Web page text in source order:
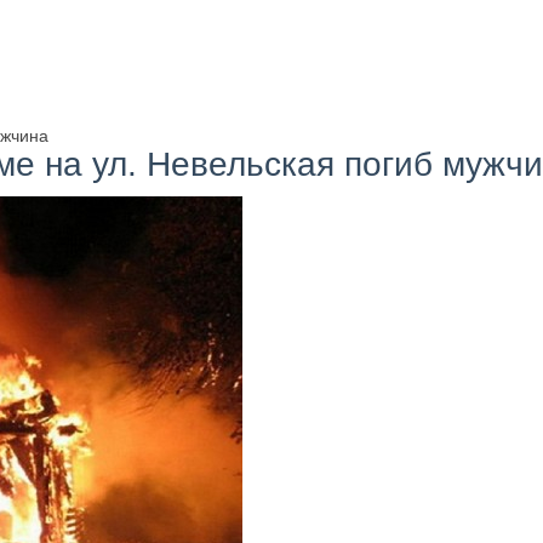
на ул. Невельская погиб